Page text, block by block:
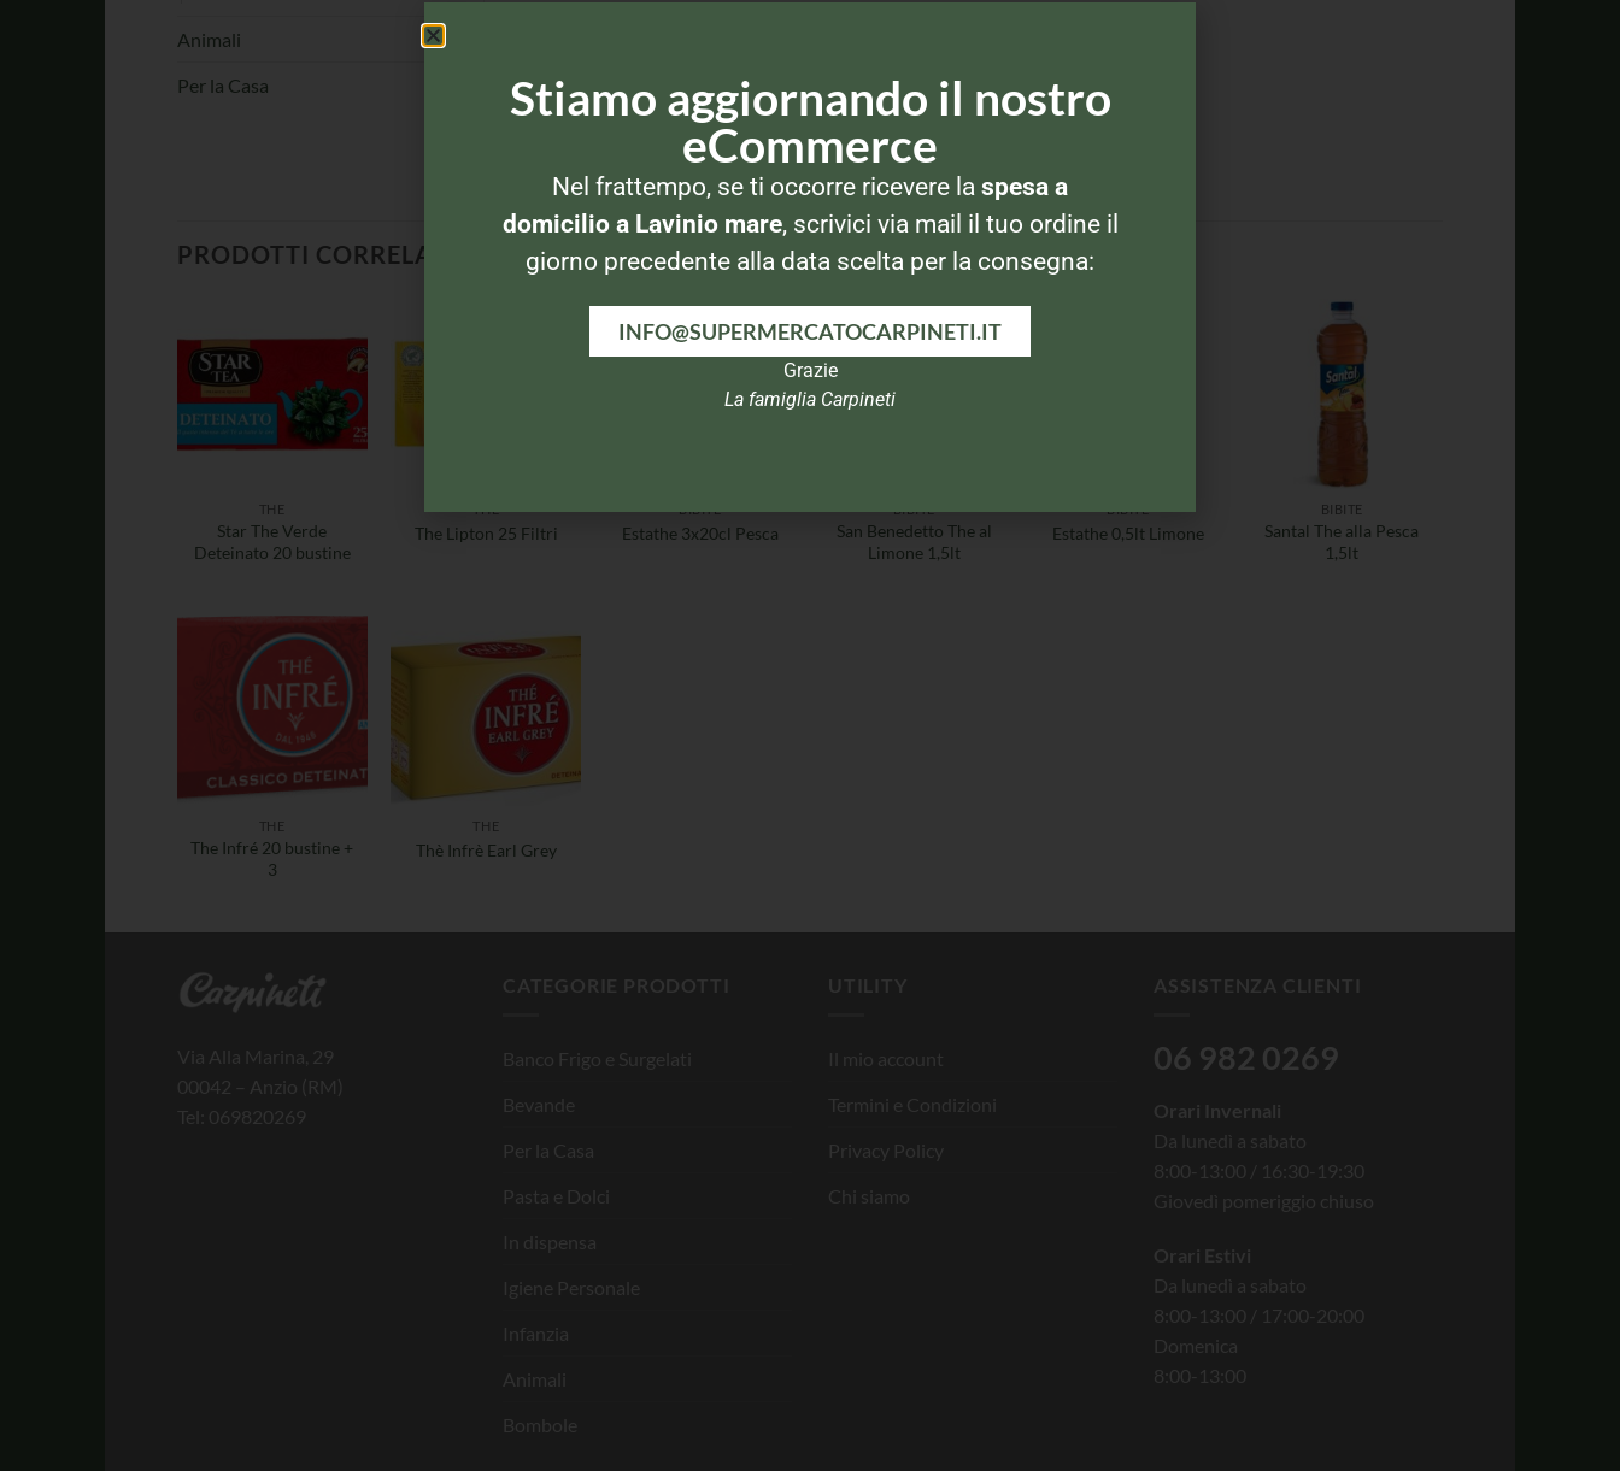
Animali
Per la Casa
PRODOTTI CORRELATI
THE
Star The Verde
Deteinato 20 bustine
THE
The Lipton 25 Filtri
BIBITE
Estathe 3x20cl Pesca
BIBITE
San Benedetto The al
Limone 1,5lt
BIBITE
Estathe 0,5lt Limone
BIBITE
Santal The alla Pesca
1,5lt
THE
The Infré 20 bustine +
3
THE
Thè Infrè Earl Grey
Via Alla Marina, 29
00042 – Anzio (RM)
Tel: 069820269
CATEGORIE PRODOTTI
Banco Frigo e Surgelati
Bevande
Per la Casa
Pasta e Dolci
In dispensa
Igiene Personale
Infanzia
Animali
Bombole
UTILITY
Il mio account
Termini e Condizioni
Privacy Policy
Chi siamo
ASSISTENZA CLIENTI
06 982 0269
Orari Invernali
Da lunedì a sabato
8:00-13:00 / 16:30-19:30
Giovedì pomeriggio chiuso
Orari Estivi
Da lunedì a sabato
8:00-13:00 / 17:00-20:00
Domenica
8:00-13:00
Stiamo aggiornando il nostro
eCommerce
Nel frattempo, se ti occorre ricevere la spesa a
domicilio a Lavinio mare, scrivici via mail il tuo ordine il
giorno precedente alla data scelta per la consegna:
INFO@SUPERMERCATOCARPINETI.IT
Grazie
La famiglia Carpineti